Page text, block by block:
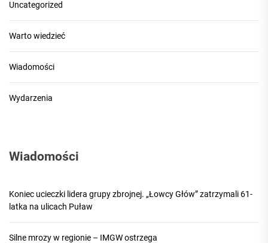
Uncategorized
Warto wiedzieć
Wiadomości
Wydarzenia
Wiadomości
Koniec ucieczki lidera grupy zbrojnej. „Łowcy Głów” zatrzymali 61-
latka na ulicach Puław
Silne mrozy w regionie – IMGW ostrzega